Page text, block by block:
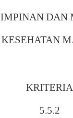
DAN
KESEHATAN
KRITERIA
5.5.2